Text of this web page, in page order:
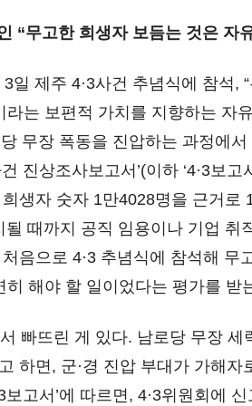
자 보듬는 것은 자유민
제주 4·3사건 추념식에 참석,
는 보편적 가치를 지향하는 자
무장 폭동을 진압하는 과정에
진상조사보고서’(이하 ‘4·3보
생자 숫자 1만4028명을 근거
때까지 공직 임용이나 기업
음으로 4·3 추념식에 참석해
해야 할 일이었다는 평가를 받
빠뜨린 게 있다. 남로당 무장 세
하면, 군·경 진압 부대가 가해
보고서’에 따르면, 4·3위원회에